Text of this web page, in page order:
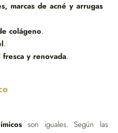
marcas de acné y arrugas
colágeno.
.
fresca y renovada.
son iguales. Según las